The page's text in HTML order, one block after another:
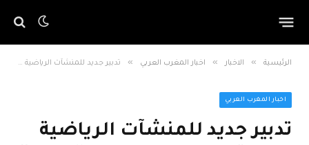
الرئيسية » الاخبار » اخبار المغرب العربي » تدبير جديد للمنشآت الرياضية بطنجة قبل استحقاقات “الكان” والمونديال
اخبار المغرب العربي
تدبير جديد للمنشآت الرياضية